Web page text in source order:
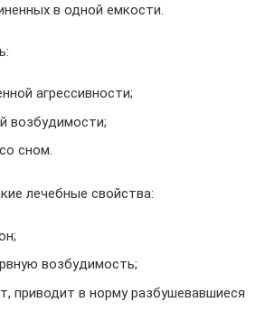
в одной емкости.
агрессивности;
возбудимости;
сном.
лечебные свойства:
возбудимость;
приводит в норму разбушевавшиеся